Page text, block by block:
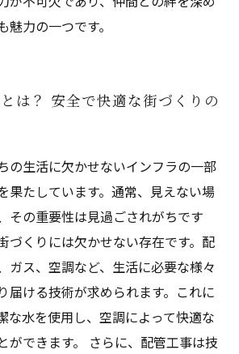
力の一つです。
は？ 安全で快適な街づくりの
の生活に欠かせないインフラの一部
果たしています。通常、見えない場
その重要性は見過ごされがちです
づくりには欠かせない存在です。配
ガス、空調など、生活に必要な様々
届ける技術が求められます。これに
な水を使用し、空調によって快適な
ができます。 さらに、配管工事は技